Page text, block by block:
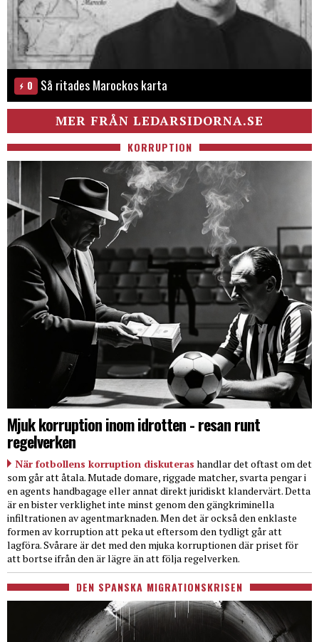
0 Så ritades Marockos karta
MER FRÅN LEDARSIDORNA.SE
KORRUPTION
Mjuk korruption inom idrotten - resan runt
regelverken
När fotbollens korruption diskuteras handlar det oftast om det
som går att åtala. Mutade domare, riggade matcher, svarta pengar i
en agents handbagage eller annat direkt juridiskt klandervärt. Detta
är en bister verklighet inte minst genom den gängkriminella
infiltrationen av agentmarknaden. Men det är också den enklaste
formen av korruption att peka ut eftersom den tydligt går att
lagföra. Svårare är det med den mjuka korruptionen där priset för
att bortse ifrån den är lägre än att följa regelverken.
DEN SPANSKA MIGRATIONSKRISEN